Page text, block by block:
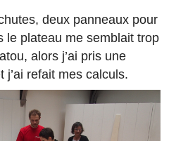
deux panneaux pour
le plateau me semblait trop
alors j’ai pris une
j’ai refait mes calculs.